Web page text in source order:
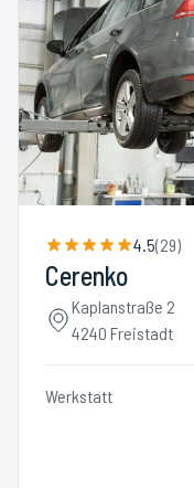
4.5(29)
Cerenko
Kaplanstraße 2
4240 Freistadt
Werkstatt